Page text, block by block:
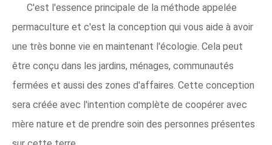
C'est l'essence principale de la méthode appelée
permaculture et c'est la conception qui vous aide à avoir
une très bonne vie en maintenant l'écologie. Cela peut
être conçu dans les jardins, ménages, communautés
fermées et aussi des zones d'affaires. Cette conception
sera créée avec l'intention complète de coopérer avec
mère nature et de prendre soin des personnes présentes